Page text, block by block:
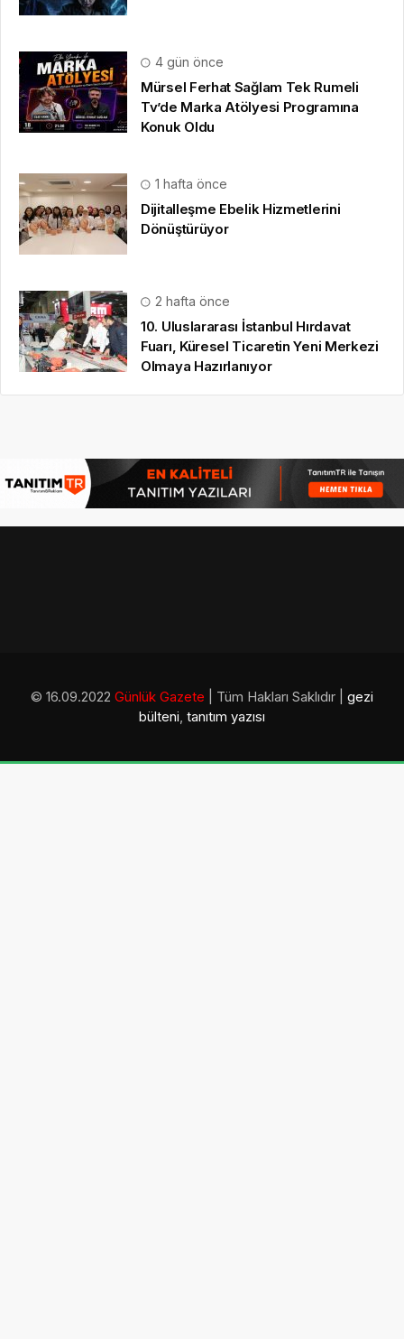
4 gün önce
Mürsel Ferhat Sağlam Tek Rumeli
Tv’de Marka Atölyesi Programına
Konuk Oldu
1 hafta önce
Dijitalleşme Ebelik Hizmetlerini
Dönüştürüyor
2 hafta önce
10. Uluslararası İstanbul Hırdavat
Fuarı, Küresel Ticaretin Yeni Merkezi
Olmaya Hazırlanıyor
© 16.09.2022 Günlük Gazete | Tüm Hakları Saklıdır | gezi
bülteni, tanıtım yazısı